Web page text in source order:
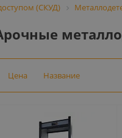
(СКУД)
Цена Название